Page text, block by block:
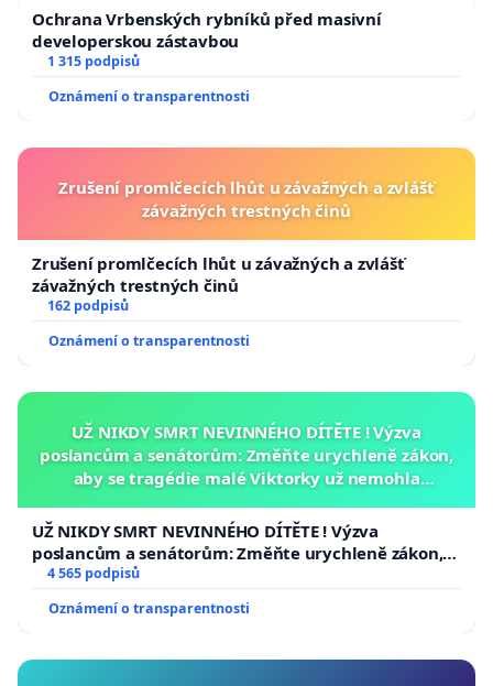
Ochrana Vrbenských rybníků před masivní
developerskou zástavbou
1 315 podpisů
Oznámení o transparentnosti
Zrušení promlčecích lhůt u závažných a zvlášť
závažných trestných činů
Zrušení promlčecích lhůt u závažných a zvlášť
závažných trestných činů
162 podpisů
Oznámení o transparentnosti
UŽ NIKDY SMRT NEVINNÉHO DÍTĚTE ! Výzva
poslancům a senátorům: Změňte urychleně zákon,
aby se tragédie malé Viktorky už nemohla
UŽ NIKDY SMRT NEVINNÉHO DÍTĚTE ! Výzva
poslancům a senátorům: Změňte urychleně zákon,
aby se tragédie malé Viktorky už nemohla opakovat!
4 565 podpisů
Oznámení o transparentnosti